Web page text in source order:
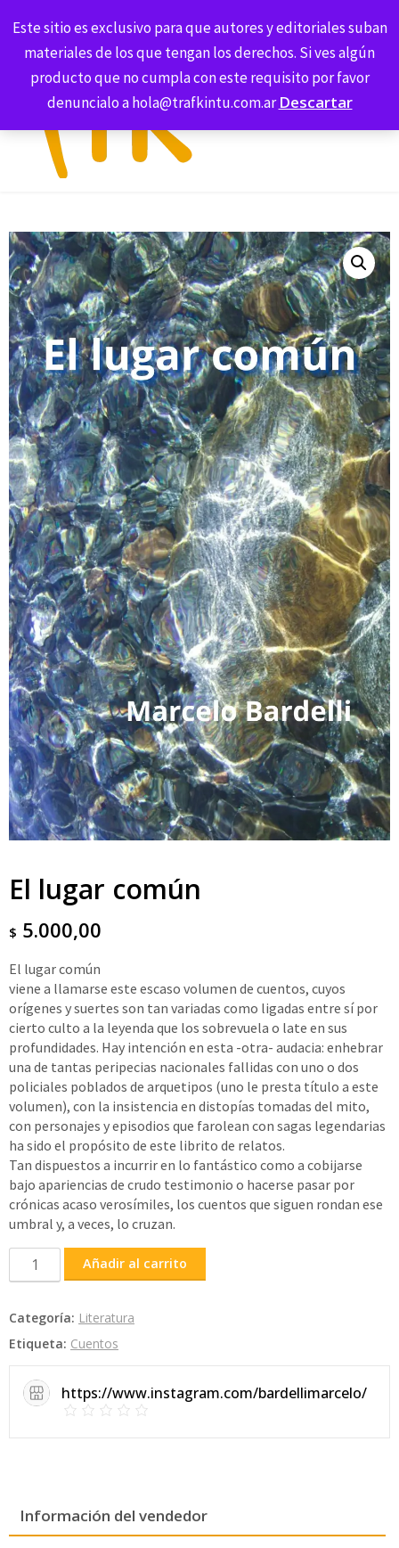
to
content
La
Librería
de
Trafkintu
0
El lugar común
$ 5.000,00
El lugar común
viene a llamarse este escaso volumen de cuentos, cuyos
orígenes y suertes son tan variadas como ligadas entre sí por
cierto culto a la leyenda que los sobrevuela o late en sus
profundidades. Hay intención en esta -otra- audacia: enhebrar
una de tantas peripecias nacionales fallidas con uno o dos
policiales poblados de arquetipos (uno le presta título a este
volumen), con la insistencia en distopías tomadas del mito,
con personajes y episodios que farolean con sagas legendarias
ha sido el propósito de este librito de relatos.
Tan dispuestos a incurrir en lo fantástico como a cobijarse
bajo apariencias de crudo testimonio o hacerse pasar por
crónicas acaso verosímiles, los cuentos que siguen rondan ese
umbral y, a veces, lo cruzan.
lugar
cantidad
Añadir al carrito
Categoría: Literatura
Etiqueta: Cuentos
https://www.instagram.com/bardellimarcelo/
Información del vendedor
Este sitio es exclusivo para que autores y editoriales suban
materiales de los que tengan los derechos. Si ves algún
producto que no cumpla con este requisito por favor
denuncialo a hola@trafkintu.com.arDescartar